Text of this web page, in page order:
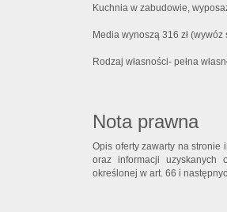
Kuchnia w zabudowie,
Media wynoszą 316 zł
Rodzaj własności- pełna
Nota prawna
Opis oferty zawarty na stronie
oraz informacji uzyskanych
określonej w art. 66 i